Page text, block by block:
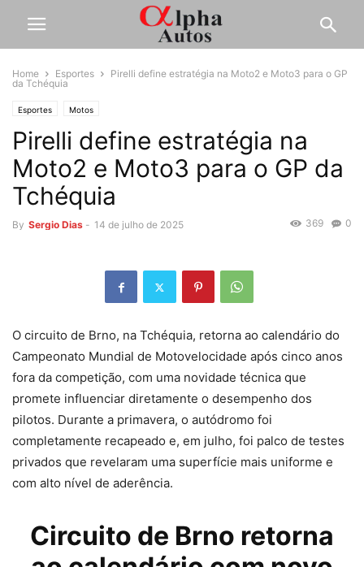
Home Esportes
Pirelli define estratégia na Moto2 e Moto3 para o GP
da Tchéquia
Esportes Motos
Pirelli define estratégia na
Moto2 e Moto3 para o GP da
Tchéquia
By Sergio Dias - 14 de julho de 2025 0
369
O circuito de Brno, na Tchéquia, retorna ao calendário do
Campeonato Mundial de Motovelocidade após cinco anos
fora da competição, com uma novidade técnica que
promete influenciar diretamente o desempenho dos
pilotos. Durante a primavera, o autódromo foi
completamente recapeado e, em julho, foi palco de testes
privados que revelaram uma superfície mais uniforme e
com alto nível de aderência.
Circuito de Brno retorna